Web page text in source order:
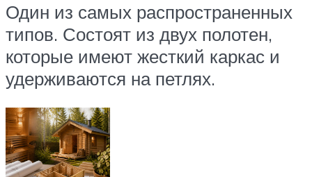
Один из самых распространенных
типов. Состоят из двух полотен,
которые имеют жесткий каркас и
удерживаются на петлях.